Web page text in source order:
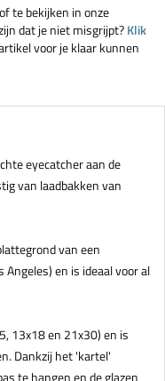
te bekijken in onze
dat je niet misgrijpt?Klik
voor je klaar kunnen
eyecatcher aan de
van laadbakken van
van een
en is ideaal voor al
13x18 en 21x30) en is
Dankzij het 'kartel'
te hangen en de glazen